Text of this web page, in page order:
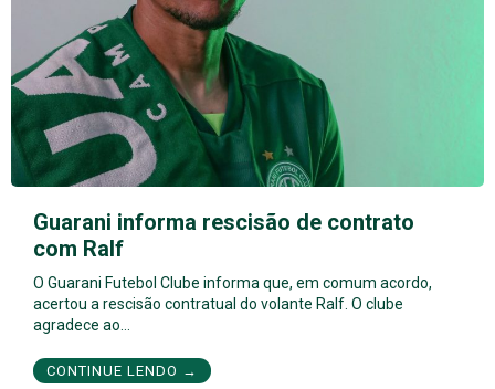
Guarani informa rescisão de contrato
com Ralf
O Guarani Futebol Clube informa que, em comum acordo,
acertou a rescisão contratual do volante Ralf. O clube
agradece ao…
CONTINUE LENDO →